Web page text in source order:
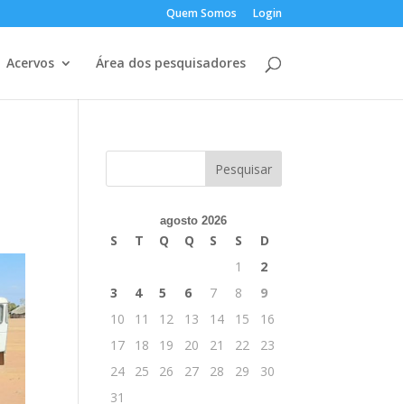
Quem Somos Login
Acervos Área dos pesquisadores
agosto 2026
S T Q Q S S
D
1
2
3
4 5 6 7 8
9
10
11 12 13 14 15
16
17
18 19 20 21 22
23
24
25 26 27 28 29
30
31